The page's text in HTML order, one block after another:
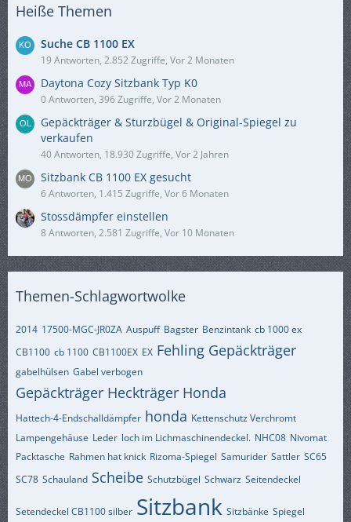
Heiße Themen
Suche CB 1100 EX
19 Antworten, 2.852 Zugriffe, Vor 2 Monaten
Daytona Cozy Sitzbank Typ K0
0 Antworten, 396 Zugriffe, Vor 2 Monaten
Gepäckträger & Sturzbügel & Original-Spiegel zu
verkaufen
40 Antworten, 18.930 Zugriffe, Vor 2 Jahren
Sitzbank CB 1100 EX gesucht
6 Antworten, 1.415 Zugriffe, Vor 6 Monaten
Stossdämpfer einstellen
8 Antworten, 2.581 Zugriffe, Vor 10 Monaten
Themen-Schlagwortwolke
2014 17500-MGC-JR0ZA Auspuff Bagster Benzintank cb 1000 ex
CB1100 cb 1100 CB1100EX EX Fehling Gepäckträger
gabelhülsen Gabel verbogen
Gepäckträger Heckträger Honda
Hattech-4-Endschalldämpfer honda Kettenschutz Verchromt
Lampengehäuse Leder loch im Lichmaschinendeckel. NHC08 Nivomat
Packtasche Rahmen hat knick Rizoma-Spiegel Samurider Sattler SC65
SC78 Schauland Scheibe Schutzbügel Schwarz Seitendeckel
Setendeckel CB1100 silber Sitzbank Sitzbänke Spiegel